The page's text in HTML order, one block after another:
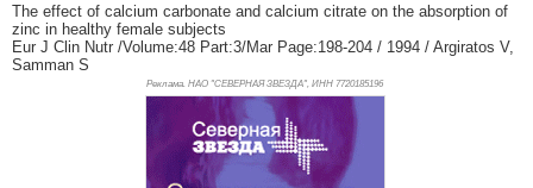
The effect of calcium carbonate and calcium citrate on the absorption of
zinc in healthy female subjects
Eur J Clin Nutr /Volume:48 Part:3/Mar Page:198-204 / 1994 / Argiratos V,
Samman S
Реклама. НАО "СЕВЕРНАЯ ЗВЕЗДА", ИНН 7720185196